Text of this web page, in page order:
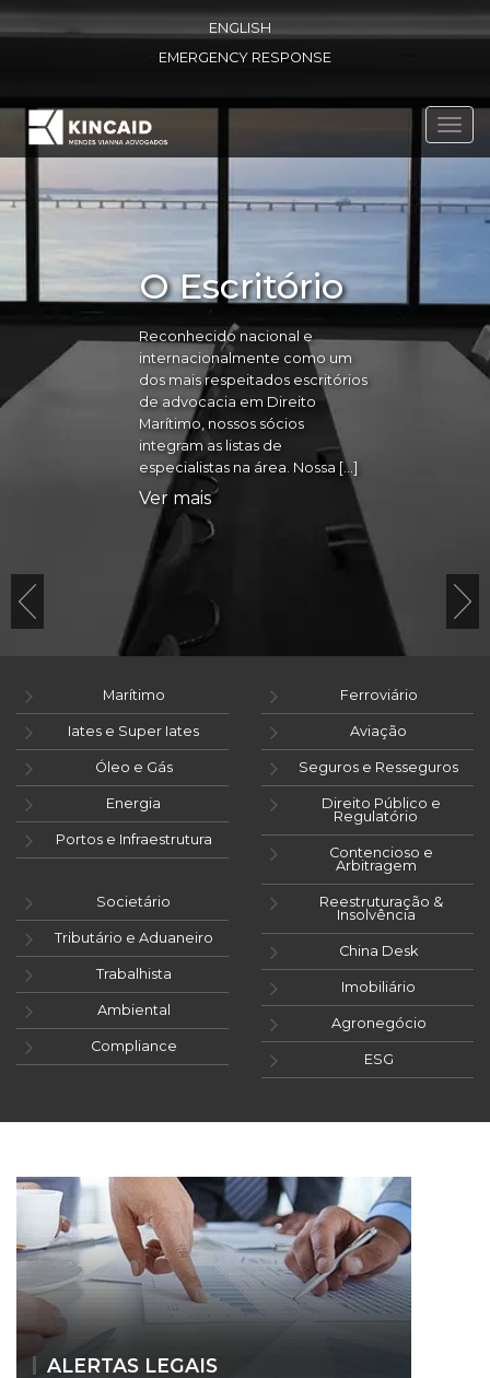
ENGLISH
EMERGENCY RESPONSE
O Escritório
Reconhecido nacional e
internacionalmente como um
dos mais respeitados escritórios
de advocacia em Direito
Marítimo, nossos sócios
integram as listas de
especialistas na área. Nossa […]
Ver mais
Marítimo
Iates e Super Iates
Óleo e Gás
Energia
Portos e Infraestrutura
Ferroviário
Aviação
Seguros e Resseguros
Direito Público e
Regulatório
Contencioso e
Arbitragem
Societário
Tributário e Aduaneiro
Trabalhista
Ambiental
Compliance
Reestruturação &
Insolvência
China Desk
Imobiliário
Agronegócio
ESG
ALERTAS LEGAIS